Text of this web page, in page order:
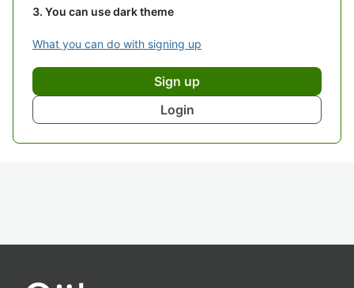
You can use dark theme
What you can do with signing up
Sign up
Login